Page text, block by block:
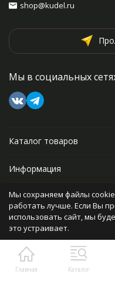
Главная Каталог
shop@kudel.ru
Мы в социальных
Каталог товаров
Информация
Прочее
Политика персональных
Разработано в
bodysite.ru
Мы сохраняем файлы
работать лучше. Если Вы
использовать сайт, мы
это устраивает.